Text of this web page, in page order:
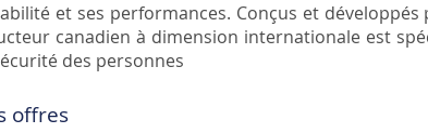
et ses performances. Conçus et
canadien à dimension internationale est
des personnes
offres